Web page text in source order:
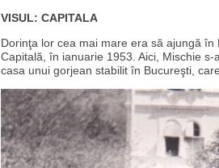
VISUL: CAPITALA
Dorinţa lor cea mai mare era să ajungă
Capitală, în ianuarie 1953. Aici, Mischie
casa unui gorjean stabilit în Bucureşti,